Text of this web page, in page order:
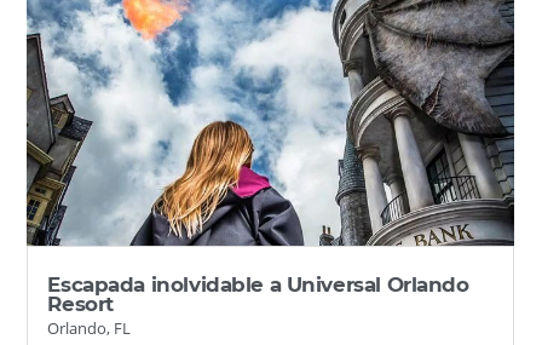
Escapada inolvidable a Universal Orlando
Resort
Orlando, FL